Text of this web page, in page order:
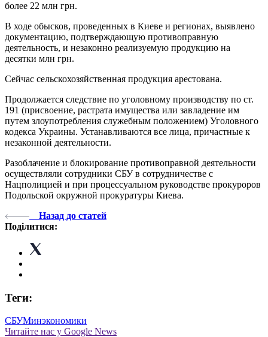
более 22 млн грн.
В ходе обысков, проведенных в Киеве и регионах, выявлено
документацию, подтверждающую противоправную
деятельность, и незаконно реализуемую продукцию на
десятки млн грн.
Сейчас сельскохозяйственная продукция арестована.
Продолжается следствие по уголовному производству по ст.
191 (присвоение, растрата имущества или завладение им
путем злоупотребления служебным положением) Уголовного
кодекса Украины. Устанавливаются все лица, причастные к
незаконной деятельности.
Разоблачение и блокирование противоправной деятельности
осуществляли сотрудники СБУ в сотрудничестве с
Нацполицией и при процессуальном руководстве прокуроров
Подольской окружной прокуратуры Киева.
Назад до статей
Поділитися:
Теги:
СБУМинэкономики
Читайте нас у Google News